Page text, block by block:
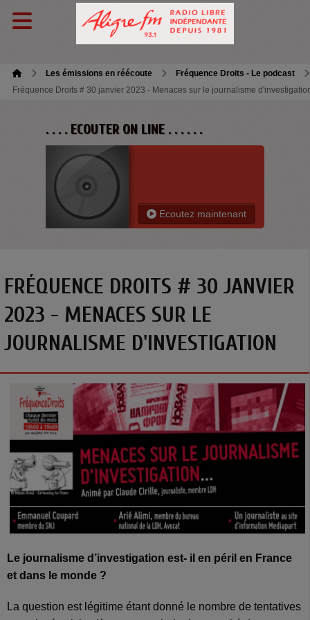
Les émissions en réécoute
Fréquence Droits - Le podcast
Fréquence Droits # 30 janvier 2023 - Menaces sur le journalisme
. . . . ECOUTER ON LINE . . . . . .
Ecoutez maintenant
FRÉQUENCE DROITS # 30 JANVIER
2023 - MENACES SUR LE
JOURNALISME D'INVESTIGATION
Le journalisme d’investigation est- il en péril en France
et dans le monde ?
La question est légitime étant donné le nombre de tentatives